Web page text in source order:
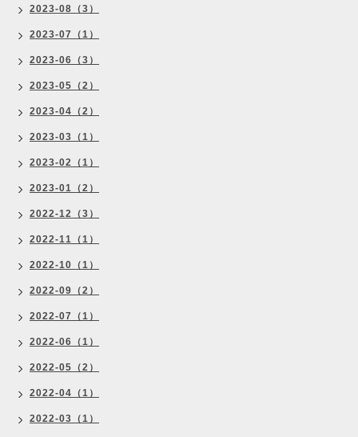
2023-08（3）
2023-07（1）
2023-06（3）
2023-05（2）
2023-04（2）
2023-03（1）
2023-02（1）
2023-01（2）
2022-12（3）
2022-11（1）
2022-10（1）
2022-09（2）
2022-07（1）
2022-06（1）
2022-05（2）
2022-04（1）
2022-03（1）